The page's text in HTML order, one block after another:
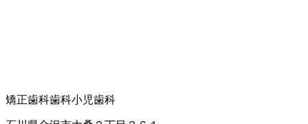
矯正歯科歯科小児歯科